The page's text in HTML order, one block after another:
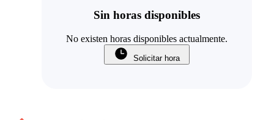
Sin horas disponibles
No existen horas disponibles actualmente.
Solicitar hora